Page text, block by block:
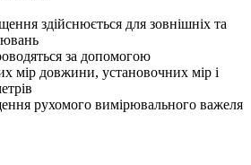
здійснюється для зовнішніх та
за допомогою
мір довжини, установочних мір і
рухомого вимірювального важеля